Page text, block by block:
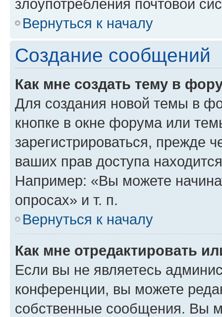
злоупотребления почтовой
Вернуться к началу
Создание сообщений
Как мне создать тему в
Для создания новой темы в
кнопке в окне форума или
зарегистрироваться, прежде
ваших прав доступа
Например: «Вы можете
опросах» и т. п.
Вернуться к началу
Как мне отредактировать
Если вы не являетесь
конференции, вы можете
собственные сообщения. Вы